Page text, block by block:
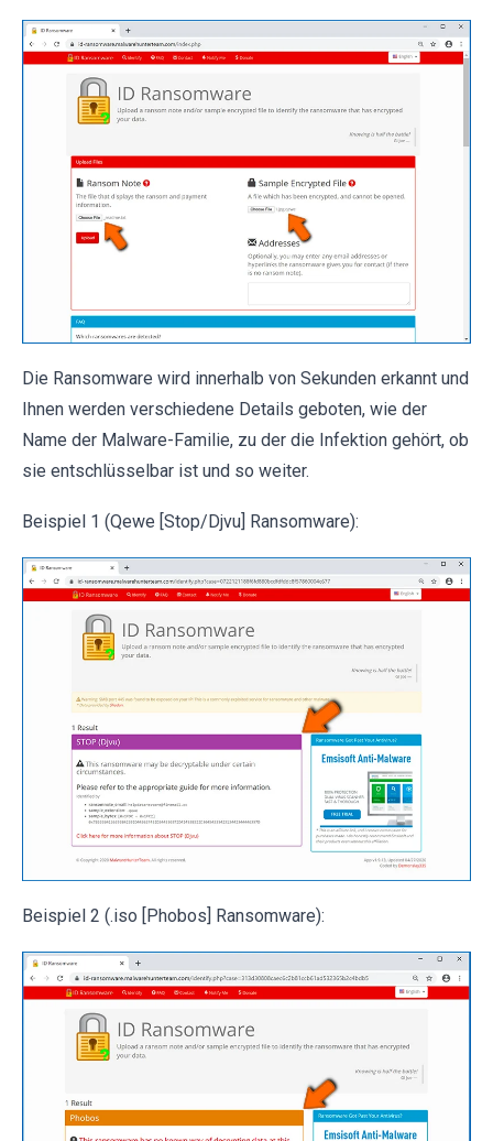
Die Ransomware wird innerhalb von Sekunden erkannt und
Ihnen werden verschiedene Details geboten, wie der
Name der Malware-Familie, zu der die Infektion gehört, ob
sie entschlüsselbar ist und so weiter.
Beispiel 1 (Qewe [Stop/Djvu] Ransomware):
Beispiel 2 (.iso [Phobos] Ransomware):